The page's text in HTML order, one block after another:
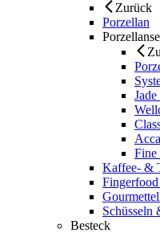
Zurück
Porzellan
Fine
Kaffee- &
Schüsseln
Besteck